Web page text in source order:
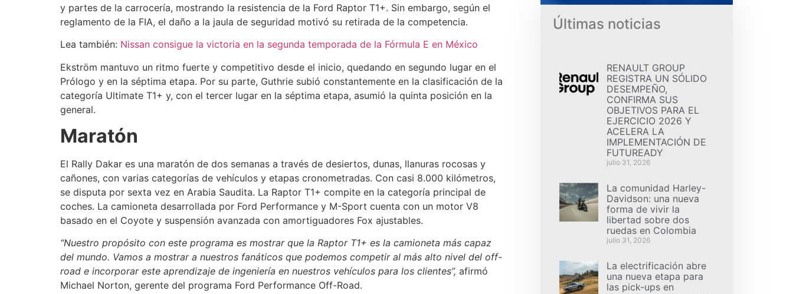
y partes de la carrocería, mostrando la resistencia de la Ford Raptor T1+. Sin embargo, según el
reglamento de la FIA, el daño a la jaula de seguridad motivó su retirada de la competencia.
Lea también: Nissan consigue la victoria en la segunda temporada de la Fórmula E en México
Ekström mantuvo un ritmo fuerte y competitivo desde el inicio, quedando en segundo lugar en el
Prólogo y en la séptima etapa. Por su parte, Guthrie subió constantemente en la clasificación de la
categoría Ultimate T1+ y, con el tercer lugar en la séptima etapa, asumió la quinta posición en la
general.
Maratón
El Rally Dakar es una maratón de dos semanas a través de desiertos, dunas, llanuras rocosas y
cañones, con varias categorías de vehículos y etapas cronometradas. Con casi 8.000 kilómetros,
se disputa por sexta vez en Arabia Saudita. La Raptor T1+ compite en la categoría principal de
coches. La camioneta desarrollada por Ford Performance y M-Sport cuenta con un motor V8
basado en el Coyote y suspensión avanzada con amortiguadores Fox ajustables.
“Nuestro propósito con este programa es mostrar que la Raptor T1+ es la camioneta más capaz
del mundo. Vamos a mostrar a nuestros fanáticos que podemos competir al más alto nivel del off-
road e incorporar este aprendizaje de ingeniería en nuestros vehículos para los clientes”, afirmó
Michael Norton, gerente del programa Ford Performance Off-Road.
Últimas noticias
RENAULT GROUP
REGISTRA UN SÓLIDO
DESEMPEÑO,
CONFIRMA SUS
OBJETIVOS PARA EL
EJERCICIO 2026 Y
ACELERA LA
IMPLEMENTACIÓN DE
FUTUREADY
julio 31, 2026
La comunidad Harley-
Davidson: una nueva
forma de vivir la
libertad sobre dos
ruedas en Colombia
julio 31, 2026
La electrificación abre
una nueva etapa para
las pick-ups en